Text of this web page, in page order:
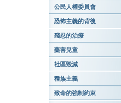
公民人權委員會
恐怖主義的背後
殘忍的治療
藥害兒童
社區毀滅
種族主義
致命的強制約束